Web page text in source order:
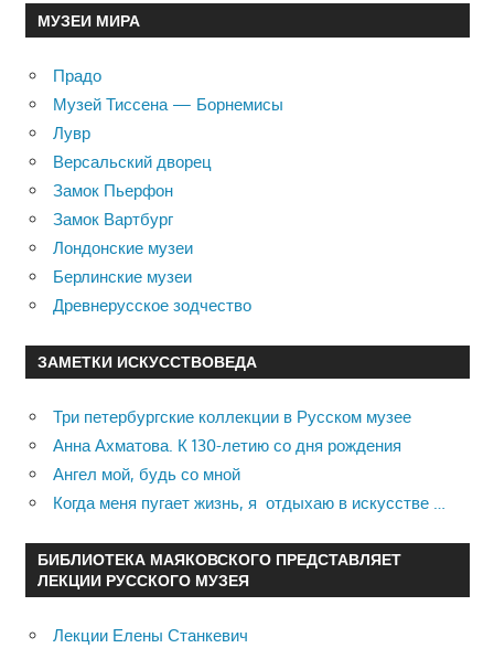
МУЗЕИ МИРА
Прадо
Музей Тиссена — Борнемисы
Лувр
Версальский дворец
Замок Пьерфон
Замок Вартбург
Лондонские музеи
Берлинские музеи
Древнерусское зодчество
ЗАМЕТКИ ИСКУССТВОВЕДА
Три петербургские коллекции в Русском музее
Анна Ахматова. К 130-летию со дня рождения
Ангел мой, будь со мной
Когда меня пугает жизнь, я отдыхаю в искусстве …
БИБЛИОТЕКА МАЯКОВСКОГО ПРЕДСТАВЛЯЕТ
ЛЕКЦИИ РУССКОГО МУЗЕЯ
Лекции Елены Станкевич